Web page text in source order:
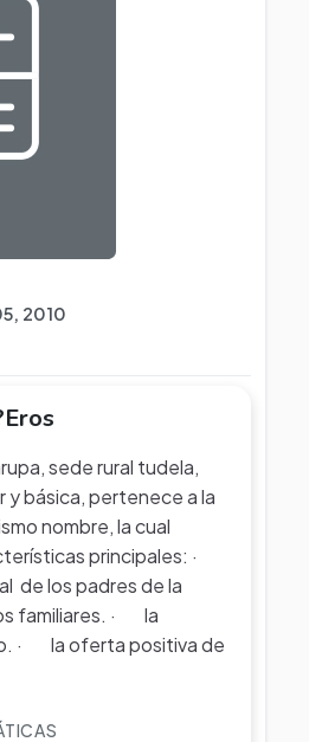
2010
sede rural tudela,
y básica, pertenece a la
nombre, la cual
principales: ·
de los padres de la
familiares. · la
· la oferta positiva de